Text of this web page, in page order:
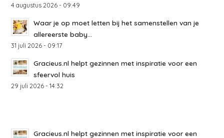
4 augustus 2026 - 09:49
Waar je op moet letten bij het samenstellen van je
allereerste baby...
31 juli 2026 - 09:17
Gracieus.nl helpt gezinnen met inspiratie voor een
sfeervol huis
29 juli 2026 - 14:32
Gracieus.nl helpt gezinnen met inspiratie voor een